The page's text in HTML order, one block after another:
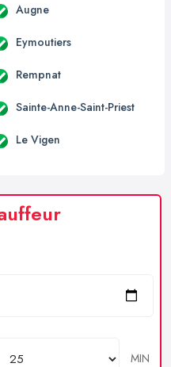
Augne
Eymoutiers
Rempnat
Sainte-Anne-Saint-Priest
Le Vigen
MIN